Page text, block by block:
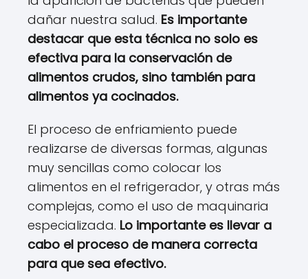
dañar nuestra salud. Es importante
destacar que esta técnica no solo es
efectiva para la conservación de
alimentos crudos, sino también para
alimentos ya cocinados.
El proceso de enfriamiento puede
realizarse de diversas formas, algunas
muy sencillas como colocar los
alimentos en el refrigerador, y otras más
complejas, como el uso de maquinaria
especializada. Lo importante es llevar a
cabo el proceso de manera correcta
para que sea efectivo.